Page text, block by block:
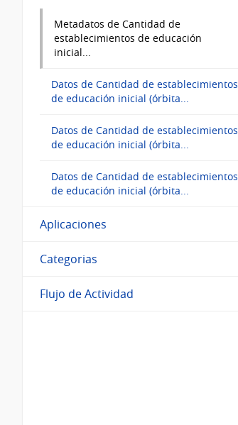
Metadatos de Cantidad de
establecimientos de educación
inicial...
Datos de Cantidad de establecimientos
de educación inicial (órbita...
Datos de Cantidad de establecimientos
de educación inicial (órbita...
Datos de Cantidad de establecimientos
de educación inicial (órbita...
Aplicaciones
Categorias
Flujo de Actividad